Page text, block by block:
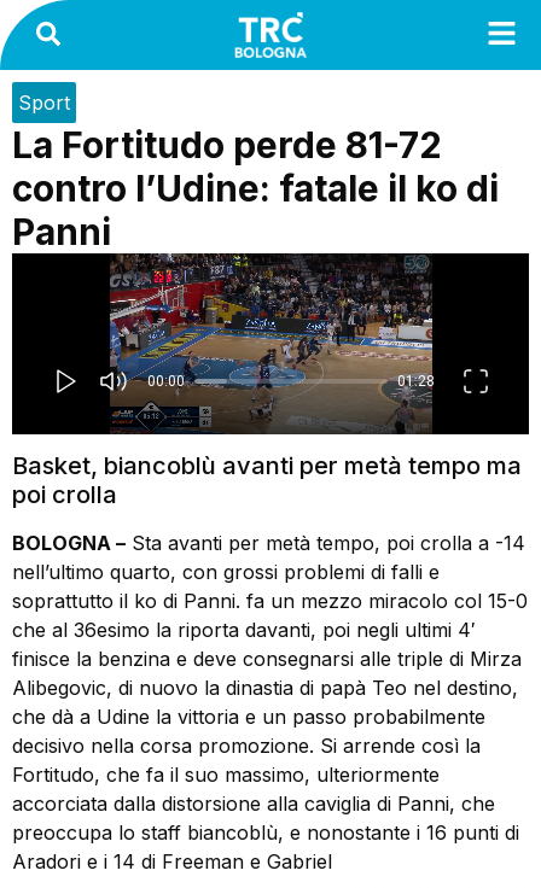
Sport
La Fortitudo perde 81-72
contro l’Udine: fatale il ko di
Panni
Basket, biancoblù avanti per metà tempo ma
poi crolla
BOLOGNA – Sta avanti per metà tempo, poi crolla a -14
nell’ultimo quarto, con grossi problemi di falli e
soprattutto il ko di Panni. fa un mezzo miracolo col 15-0
che al 36esimo la riporta davanti, poi negli ultimi 4′
finisce la benzina e deve consegnarsi alle triple di Mirza
Alibegovic, di nuovo la dinastia di papà Teo nel destino,
che dà a Udine la vittoria e un passo probabilmente
decisivo nella corsa promozione. Si arrende così la
Fortitudo, che fa il suo massimo, ulteriormente
accorciata dalla distorsione alla caviglia di Panni, che
preoccupa lo staff biancoblù, e nonostante i 16 punti di
Aradori e i 14 di Freeman e Gabriel